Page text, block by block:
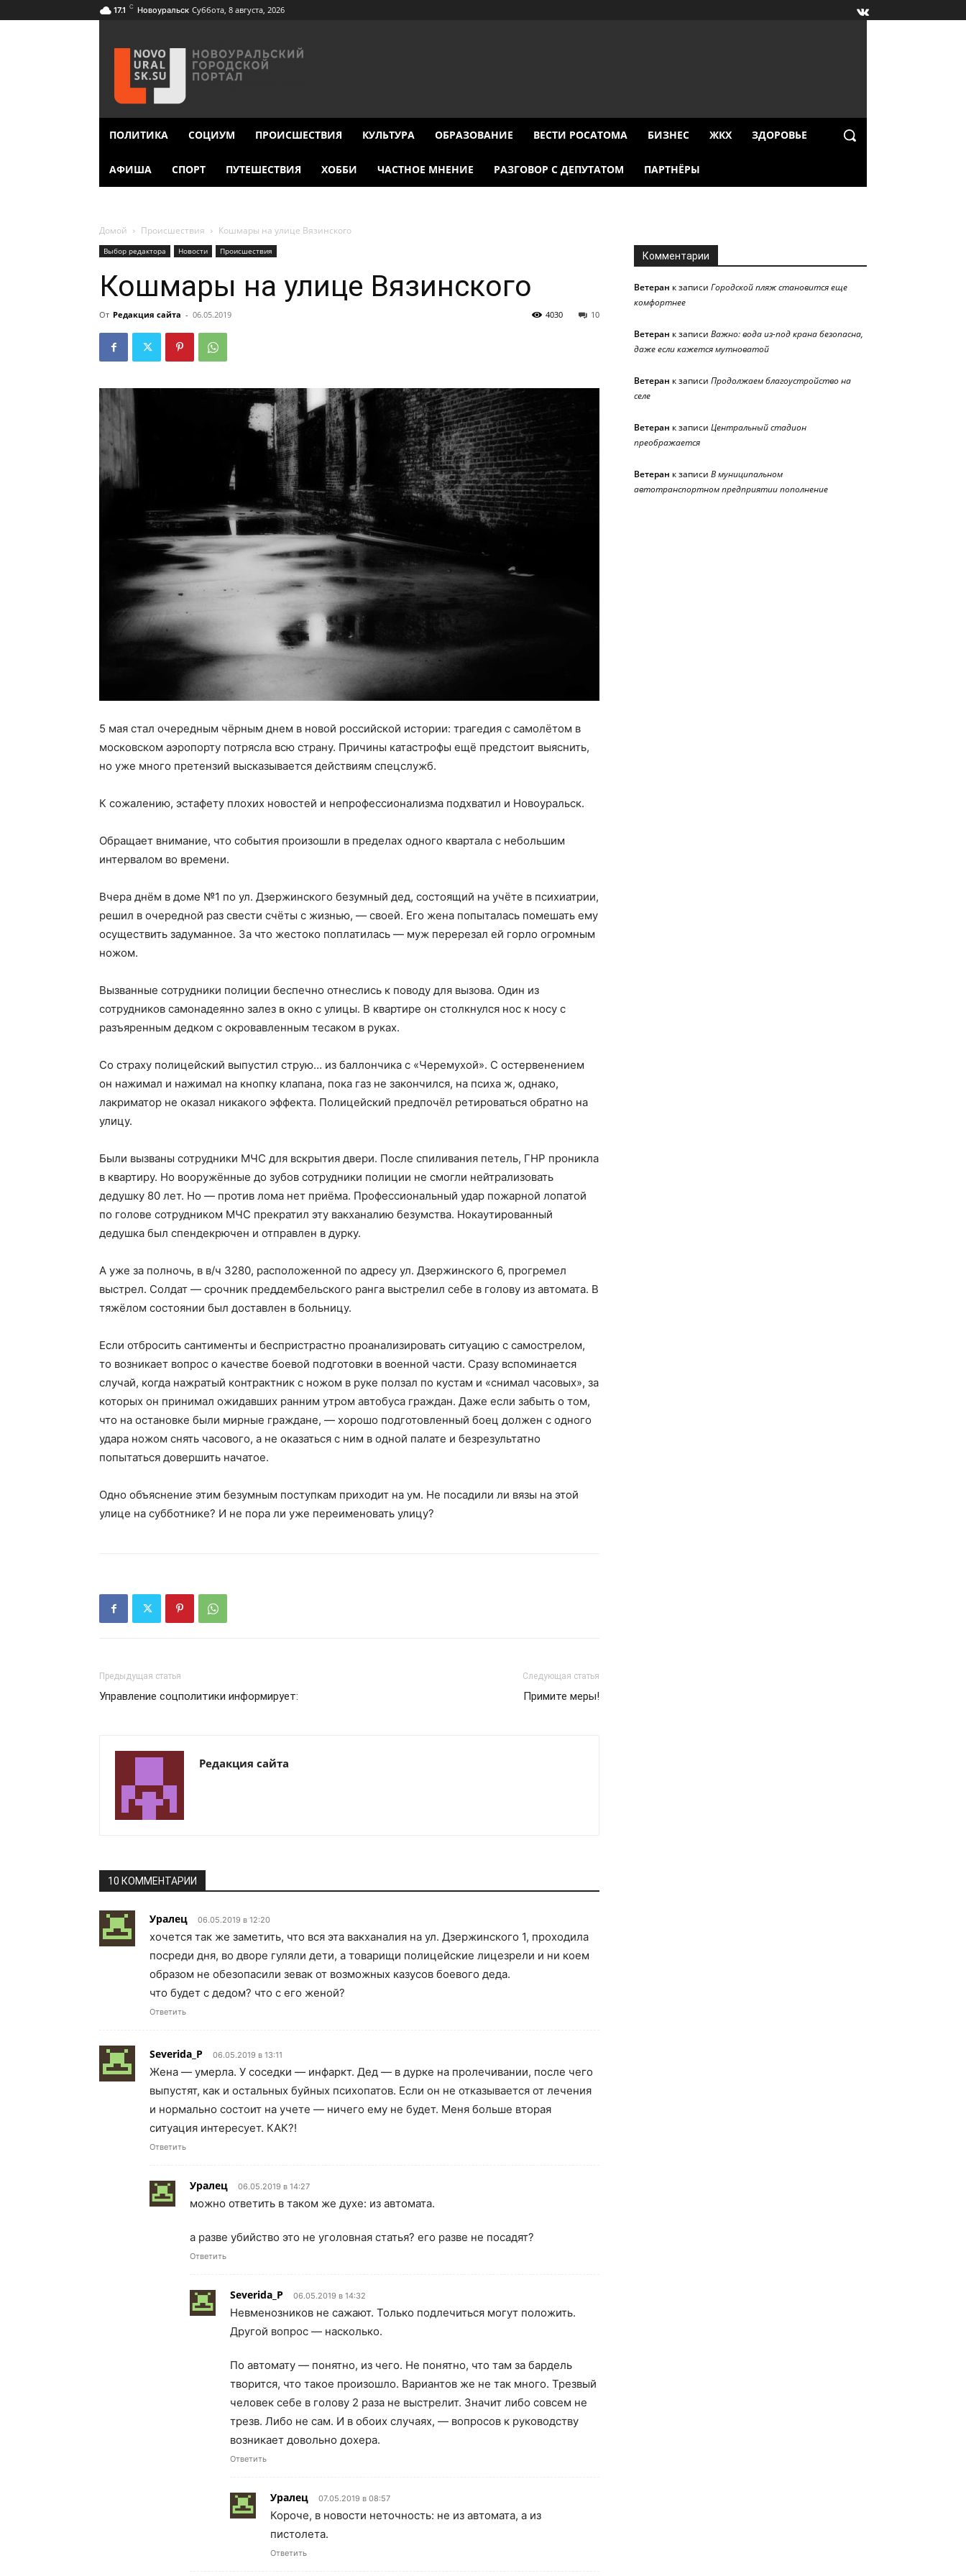
17.1 C Новоуральск Суббота, 8 августа, 2026
ПОЛИТИКА СОЦИУМ ПРОИСШЕСТВИЯ КУЛЬТУРА ОБРАЗОВАНИЕ ВЕСТИ РОСАТОМА БИЗНЕС ЖКХ ЗДОРОВЬЕ
АФИША СПОРТ ПУТЕШЕСТВИЯ ХОББИ ЧАСТНОЕ МНЕНИЕ РАЗГОВОР С ДЕПУТАТОМ ПАРТНЁРЫ
Домой Происшествия Кошмары на улице Вязинского
Выбор редактора Новости Происшествия
Кошмары на улице Вязинского
От Редакция сайта - 06.05.2019 10
4030
5 мая стал очередным чёрным днем в новой российской истории: трагедия с самолётом в
московском аэропорту потрясла всю страну. Причины катастрофы ещё предстоит выяснить,
но уже много претензий высказывается действиям спецслужб.
К сожалению, эстафету плохих новостей и непрофессионализма подхватил и Новоуральск.
Обращает внимание, что события произошли в пределах одного квартала с небольшим
интервалом во времени.
Вчера днём в доме №1 по ул. Дзержинского безумный дед, состоящий на учёте в психиатрии,
решил в очередной раз свести счёты с жизнью, — своей. Его жена попыталась помешать ему
осуществить задуманное. За что жестоко поплатилась — муж перерезал ей горло огромным
ножом.
Вызванные сотрудники полиции беспечно отнеслись к поводу для вызова. Один из
сотрудников самонадеянно залез в окно с улицы. В квартире он столкнулся нос к носу с
разъяренным дедком с окровавленным тесаком в руках.
Со страху полицейский выпустил струю… из баллончика с «Черемухой». С остервенением
он нажимал и нажимал на кнопку клапана, пока газ не закончился, на психа ж, однако,
лакриматор не оказал никакого эффекта. Полицейский предпочёл ретироваться обратно на
улицу.
Были вызваны сотрудники МЧС для вскрытия двери. После спиливания петель, ГНР проникла
в квартиру. Но вооружённые до зубов сотрудники полиции не смогли нейтрализовать
дедушку 80 лет. Но — против лома нет приёма. Профессиональный удар пожарной лопатой
по голове сотрудником МЧС прекратил эту вакханалию безумства. Нокаутированный
дедушка был спендекрючен и отправлен в дурку.
А уже за полночь, в в/ч 3280, расположенной по адресу ул. Дзержинского 6, прогремел
выстрел. Солдат — срочник преддембельского ранга выстрелил себе в голову из автомата. В
тяжёлом состоянии был доставлен в больницу.
Если отбросить сантименты и беспристрастно проанализировать ситуацию с самострелом,
то возникает вопрос о качестве боевой подготовки в военной части. Сразу вспоминается
случай, когда нажратый контрактник с ножом в руке ползал по кустам и «снимал часовых», за
которых он принимал ожидавших ранним утром автобуса граждан. Даже если забыть о том,
что на остановке были мирные граждане, — хорошо подготовленный боец должен с одного
удара ножом снять часового, а не оказаться с ним в одной палате и безрезультатно
попытаться довершить начатое.
Одно объяснение этим безумным поступкам приходит на ум. Не посадили ли вязы на этой
улице на субботнике? И не пора ли уже переименовать улицу?
Предыдущая статья
Управление соцполитики информирует:
Следующая статья
Примите меры!
Редакция сайта
10 КОММЕНТАРИИ
Уралец 06.05.2019 в 12:20
хочется так же заметить, что вся эта вакханалия на ул. Дзержинского 1, проходила
посреди дня, во дворе гуляли дети, а товарищи полицейские лицезрели и ни коем
образом не обезопасили зевак от возможных казусов боевого деда.
что будет с дедом? что с его женой?
Ответить
Severida_P 06.05.2019 в 13:11
Жена — умерла. У соседки — инфаркт. Дед — в дурке на пролечивании, после чего
выпустят, как и остальных буйных психопатов. Если он не отказывается от лечения
и нормально состоит на учете — ничего ему не будет. Меня больше вторая
ситуация интересует. КАК?!
Ответить
Уралец 06.05.2019 в 14:27
можно ответить в таком же духе: из автомата.
а разве убийство это не уголовная статья? его разве не посадят?
Ответить
Severida_P 06.05.2019 в 14:32
Невменозников не сажают. Только подлечиться могут положить.
Другой вопрос — насколько.
По автомату — понятно, из чего. Не понятно, что там за бардель
творится, что такое произошло. Вариантов же не так много. Трезвый
человек себе в голову 2 раза не выстрелит. Значит либо совсем не
трезв. Либо не сам. И в обоих случаях, — вопросов к руководству
возникает довольно дохера.
Ответить
Уралец 07.05.2019 в 08:57
Короче, в новости неточность: не из автомата, а из
пистолета.
Ответить
Комментарии
Ветеран к записи Городской пляж становится еще
комфортнее
Ветеран к записи Важно: вода из-под крана безопасна,
даже если кажется мутноватой
Ветеран к записи Продолжаем благоустройство на
селе
Ветеран к записи Центральный стадион
преображается
Ветеран к записи В муниципальном
автотранспортном предприятии пополнение